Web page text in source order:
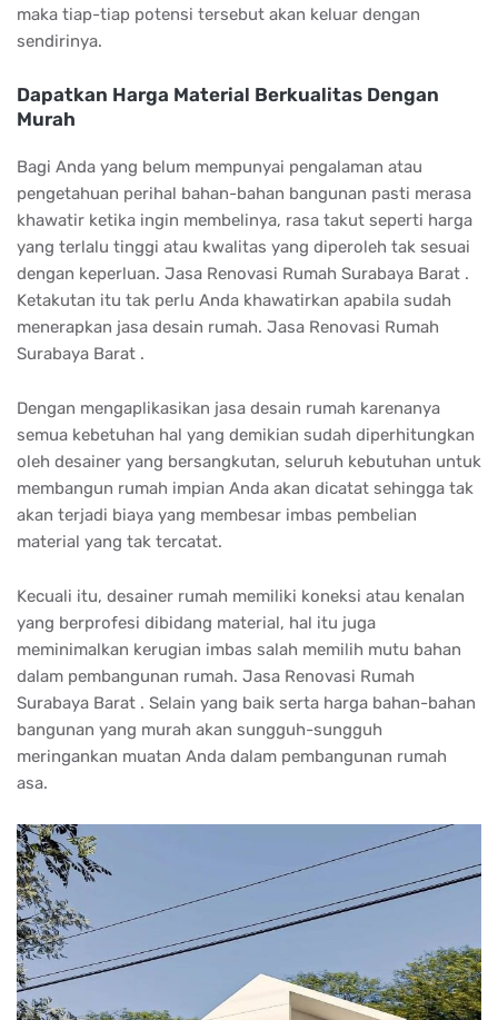
maka tiap-tiap potensi tersebut akan keluar dengan
sendirinya.
Dapatkan Harga Material Berkualitas Dengan
Murah
Bagi Anda yang belum mempunyai pengalaman atau
pengetahuan perihal bahan-bahan bangunan pasti merasa
khawatir ketika ingin membelinya, rasa takut seperti harga
yang terlalu tinggi atau kwalitas yang diperoleh tak sesuai
dengan keperluan. Jasa Renovasi Rumah Surabaya Barat .
Ketakutan itu tak perlu Anda khawatirkan apabila sudah
menerapkan jasa desain rumah. Jasa Renovasi Rumah
Surabaya Barat .
Dengan mengaplikasikan jasa desain rumah karenanya
semua kebetuhan hal yang demikian sudah diperhitungkan
oleh desainer yang bersangkutan, seluruh kebutuhan untuk
membangun rumah impian Anda akan dicatat sehingga tak
akan terjadi biaya yang membesar imbas pembelian
material yang tak tercatat.
Kecuali itu, desainer rumah memiliki koneksi atau kenalan
yang berprofesi dibidang material, hal itu juga
meminimalkan kerugian imbas salah memilih mutu bahan
dalam pembangunan rumah. Jasa Renovasi Rumah
Surabaya Barat . Selain yang baik serta harga bahan-bahan
bangunan yang murah akan sungguh-sungguh
meringankan muatan Anda dalam pembangunan rumah
asa.